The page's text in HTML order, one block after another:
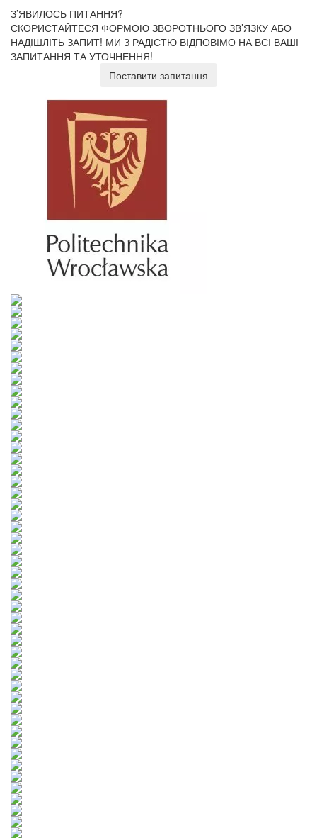
З’ЯВИЛОСЬ ПИТАННЯ?
СКОРИСТАЙТЕСЯ ФОРМОЮ ЗВОРОТНЬОГО ЗВ’ЯЗКУ АБО
НАДІШЛІТЬ ЗАПИТ! МИ З РАДІСТЮ ВІДПОВІМО НА ВСІ ВАШІ
ЗАПИТАННЯ ТА УТОЧНЕННЯ!
Поставити запитання